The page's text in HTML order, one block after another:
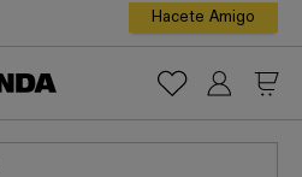
Hacete Amigo
Iniciar